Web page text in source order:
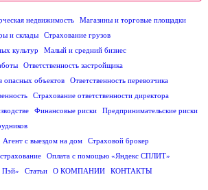
недвижимость
Магазины и торговые площадки
и склады
Страхование грузов
культур
Малый и средний бизнес
Ответственность застройщика
опасных объектов
Ответственность перевозчика
Страхование ответственности директора
Финансовые риски
Предпринимательские риски
Агент с выездом на дом
Страховой брокер
Оплата с помощью «Яндекс СПЛИТ»
Пэй»
Статьи О КОМПАНИИ
КОНТАКТЫ